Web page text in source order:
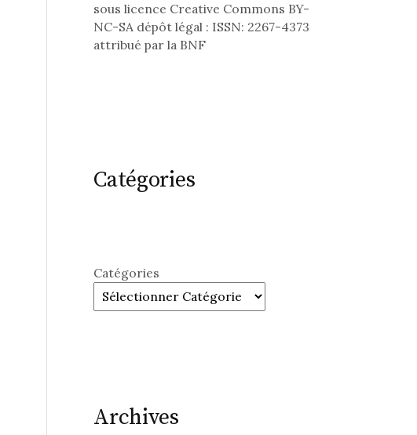
sous licence Creative Commons BY-
NC-SA dépôt légal : ISSN: 2267-4373
attribué par la BNF
Catégories
Catégories
Archives